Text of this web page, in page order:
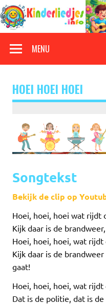
Doorgaan
naar
inhoud
MENU
HOEI HOEI HOEI
Songtekst
Bekijk de clip op
Hoei, hoei, hoei wat rijdt
Kijk daar is de
Hoei, hoei, hoei, wat
Kijk daar is de
gaat!
Hoei, hoei, hoei, wat rijdt
Dat is de politie, dat is de